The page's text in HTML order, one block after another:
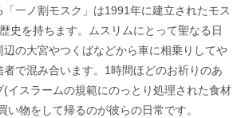
一ノ割モスク」は1991年に建立されたモス
史を持ちます。ムスリムにとって聖なる日
の大宮やつくばなどから車に相乗りしてや
者で混み合います。1時間ほどのお祈りのあ
(イスラームの規範にのっとり処理された食材
い物をして帰るのが彼らの日常です。